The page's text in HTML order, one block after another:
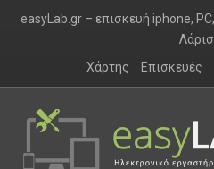
easyLab.gr – επισκευή iphone,
Χάρτης
Επισκευές